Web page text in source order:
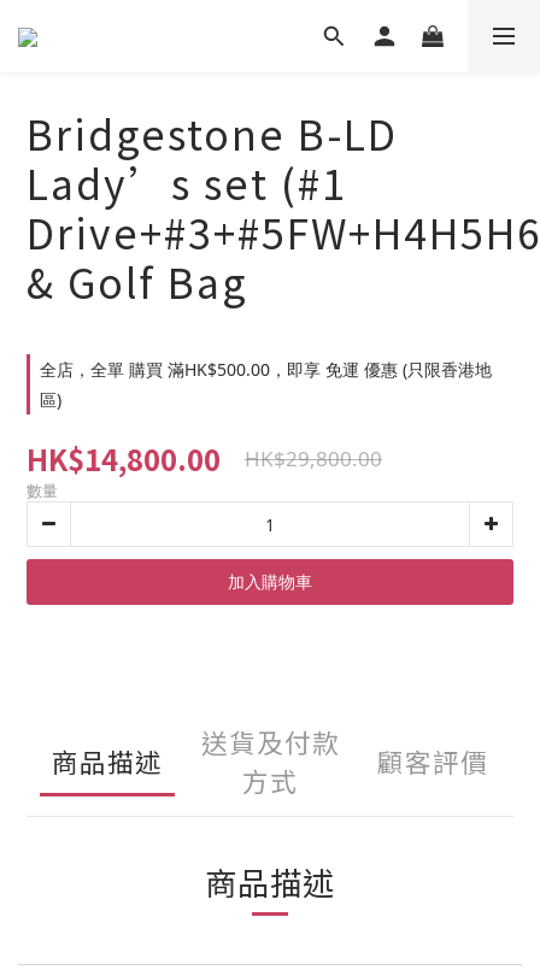
Bridgestone B-LD
Lady’s set (#1
& Golf Bag
全店，全單 購買 滿HK$500.00，即享 免運 優惠 (只限香港地
區)
HK$14,800.00 HK$29,800.00
數量
加入購物車
商品描述
送貨及付款
方式
顧客評價
商品描述